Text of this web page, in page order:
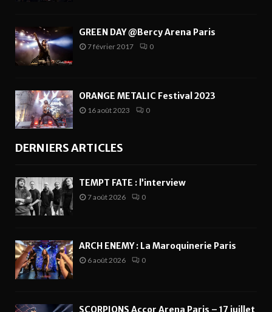
GREEN DAY @Bercy Arena Paris
7 février 2017 0
ORANGE METALIC Festival 2023
16 août 2023 0
DERNIERS ARTICLES
TEMPT FATE : l’interview
7 août 2026 0
ARCH ENEMY : La Maroquinerie Paris
6 août 2026 0
SCORPIONS Accor Arena Paris – 17 juillet